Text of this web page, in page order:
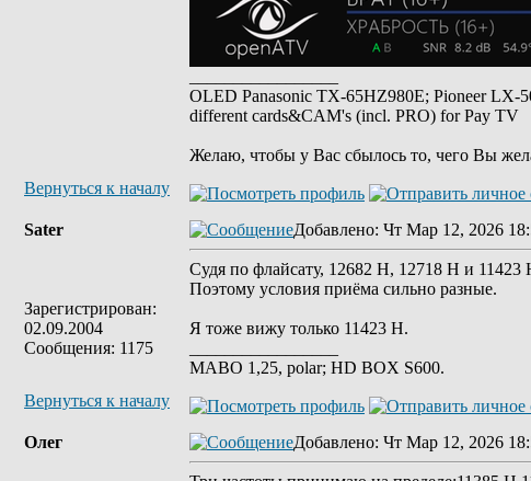
OLED Panasonic TX-65HZ980E; Pioneer LX-
different cards&CAM's (incl. PRO) for Pay TV
Желаю, чтобы у Вас сбылось то, чего Вы
Вернуться к началу
Sater
Зарегистрирован:
02.09.2004
Сообщения: 1175
Добавлено: Чт Мар 12, 2026
Судя по флайсату, 12682 Н, 12718 Н и 11423
Поэтому условия приёма сильно разные.
Я тоже вижу только 11423 Н.
MABO 1,25, polar; HD BOX S600.
Вернуться к началу
Олег Добавлено: Чт Мар 12, 2026